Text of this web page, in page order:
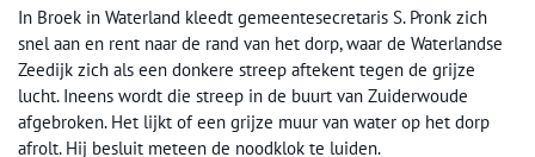
In Broek in Waterland kleedt gemeentesecretaris S. Pronk zich
snel aan en rent naar de rand van het dorp, waar de Waterlandse
Zeedijk zich als een donkere streep aftekent tegen de grijze
lucht. Ineens wordt die streep in de buurt van Zuiderwoude
afgebroken. Het lijkt of een grijze muur van water op het dorp
afrolt. Hij besluit meteen de noodklok te luiden.